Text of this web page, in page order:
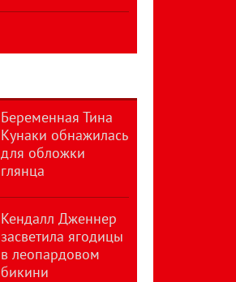
Беременная Тина
Кунаки обнажилась
для обложки
глянца
Кендалл Дженнер
засветила ягодицы
в леопардовом
бикини